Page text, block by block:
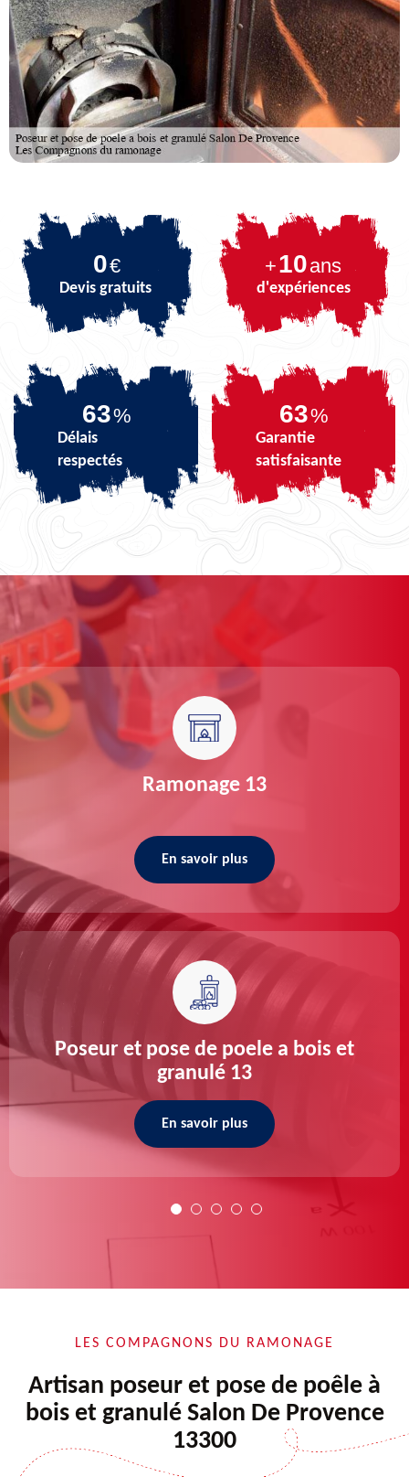
0€
Devis gratuits
+10ans
d'expériences
79%
Délais
respectés
79%
Garantie
satisfaisante
Ramonage 13
En savoir plus
Poseur et pose de poele a bois et
granulé 13
En savoir plus
LES COMPAGNONS DU RAMONAGE
Artisan poseur et pose de poêle à
bois et granulé Salon De Provence
13300